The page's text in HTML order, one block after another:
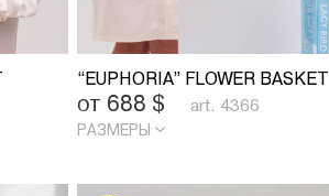
“EUPHORIA” FLOWER BASKET
от 688 $ art. 4366
РАЗМЕРЫ